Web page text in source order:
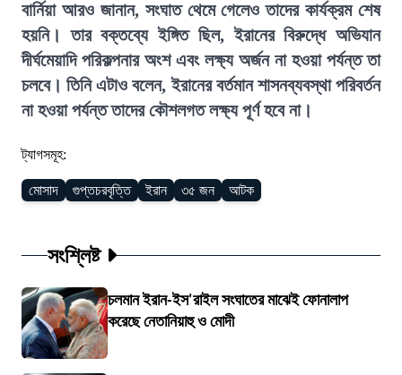
বার্নিয়া আরও জানান, সংঘাত থেমে গেলেও তাদের কার্যক্রম শেষ
হয়নি। তার বক্তব্যে ইঙ্গিত ছিল, ইরানের বিরুদ্ধে অভিযান
দীর্ঘমেয়াদি পরিকল্পনার অংশ এবং লক্ষ্য অর্জন না হওয়া পর্যন্ত তা
চলবে। তিনি এটাও বলেন, ইরানের বর্তমান শাসনব্যবস্থা পরিবর্তন
না হওয়া পর্যন্ত তাদের কৌশলগত লক্ষ্য পূর্ণ হবে না।
ট্যাগসমূহ:
মোসাদ গুপ্তচরবৃত্তি ইরান ৩৫ জন আটক
সংশ্লিষ্ট
চলমান ইরান-ইস'রাইল সংঘাতের মাঝেই ফোনালাপ
করেছে নেতানিয়াহু ও মোদী